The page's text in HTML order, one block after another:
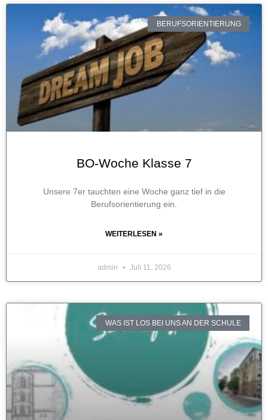
BERUFSORIENTIERUNG
BO-Woche Klasse 7
Unsere 7er tauchten eine Woche ganz tief in die
Berufsorientierung ein.
WEITERLESEN »
admin Juli 11, 2026
WAS IST LOS BEI UNS AN DER SCHULE